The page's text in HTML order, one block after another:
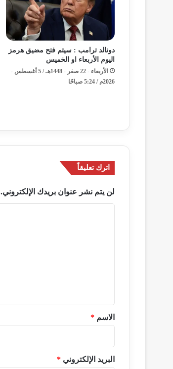
دونالد ترامب : سيتم فتح مضيق هرمز
اليوم الأربعاء او الخميس
الأربعاء - 22 صفر - 1448هـ / 5 أغسطس -
2026م / 5:24 صباحًا
اترك تعليقاً
لن يتم نشر عنوان بريدك الإلكتروني.
*الاسم *
البريد الإلكتروني *